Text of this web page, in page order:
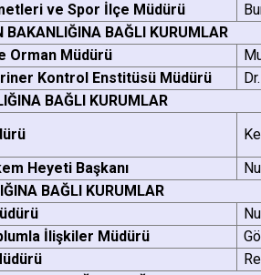
ve Spor İlçe Müdürü
BAKANLIĞINA BAĞLI KURUMLAR
Orman Müdürü
Kontrol Enstitüsü Müdürü
BAĞLI KURUMLAR
Heyeti Başkanı
BAĞLI KURUMLAR
İlişkiler Müdürü